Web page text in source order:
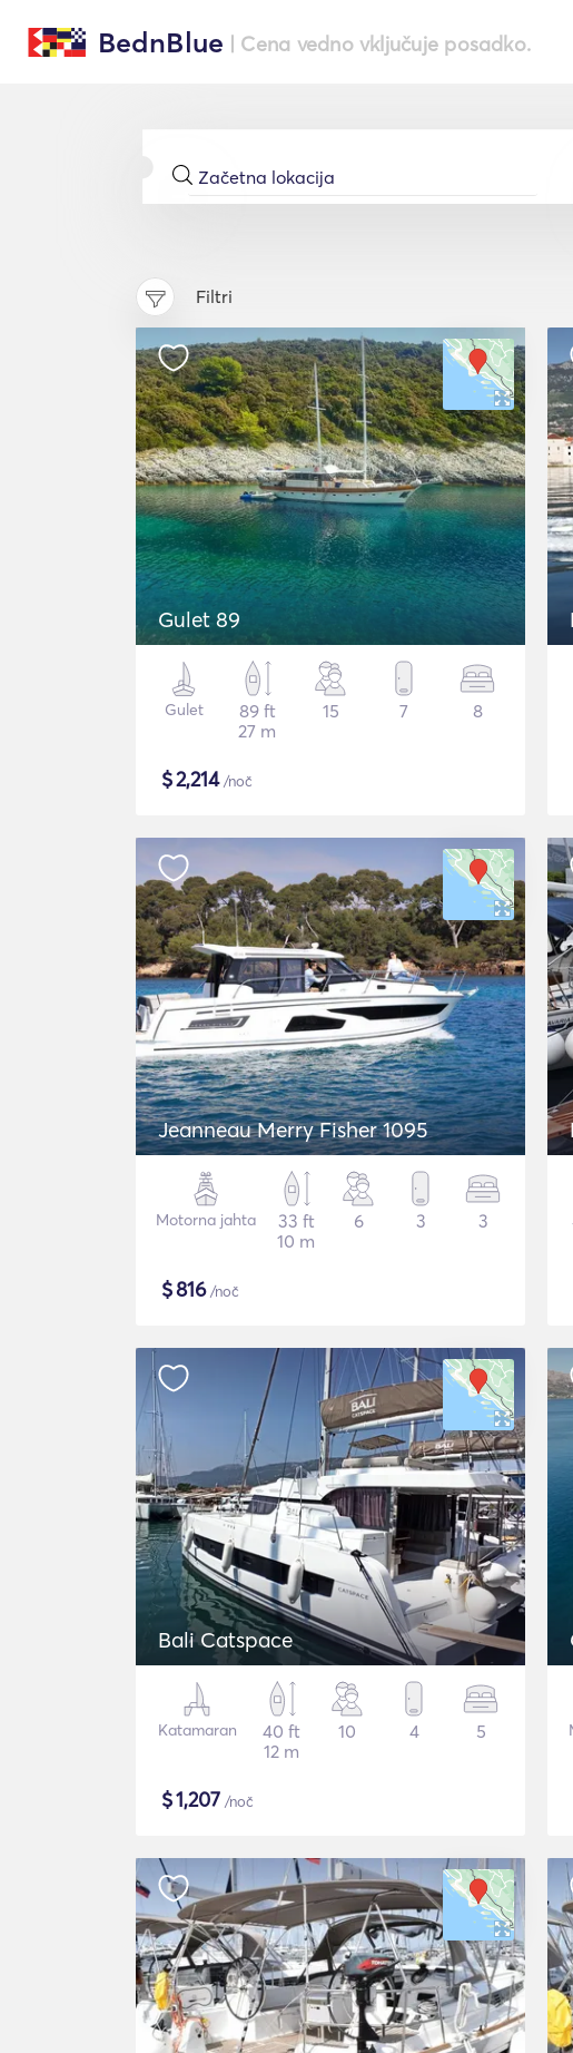
BednBlue | Cena vedno vključuje posadko.
Filtri
Gulet 89
Gulet
89 ft
27 m
15 7 8
$2,214/noč
Jeanneau Merry Fisher 1095
Motorna jahta
33 ft
10 m
6 3 3
$816/noč
Bali Catspace
Katamaran
40 ft
12 m
10 4 5
$1,207 /noč